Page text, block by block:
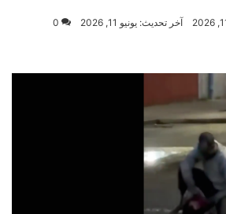
آخر تحديث: يونيو 11, 2026 0